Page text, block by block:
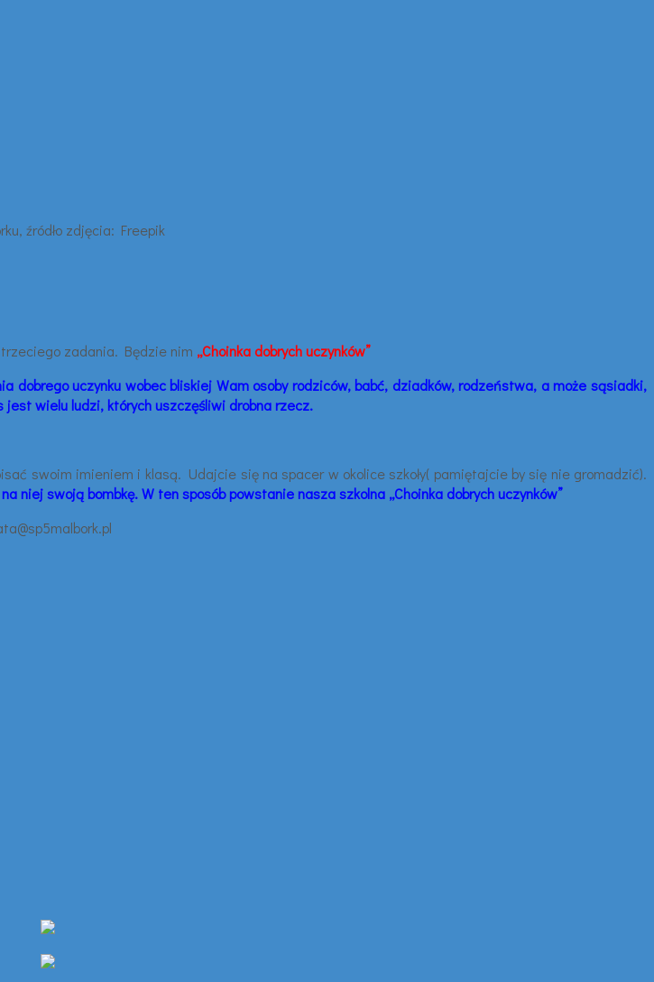
zadania. Będzie nim „Choinka dobrych uczynków”
dobrego uczynku wobec bliskiej Wam osoby rodziców, babć, dziadków, rodzeństwa, a może sąsiadki,
jest wielu ludzi, których uszczęśliwi drobna rzecz.
swoim imieniem i klasą. Udajcie się na spacer w okolice szkoły( pamiętajcie by się nie gromadzić).
niej swoją bombkę. W ten sposób powstanie nasza szkolna „Choinka dobrych uczynków”